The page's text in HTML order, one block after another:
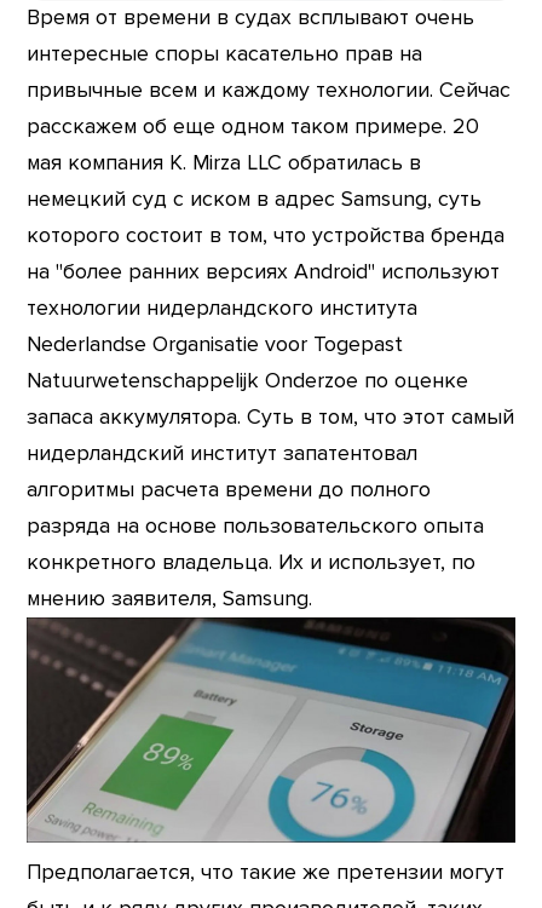
Время от времени в судах всплывают очень
интересные споры касательно прав на
привычные всем и каждому технологии. Сейчас
расскажем об еще одном таком примере. 20
мая компания K. Mirza LLC обратилась в
немецкий суд с иском в адрес Samsung, суть
которого состоит в том, что устройства бренда
на "более ранних версиях Android" используют
технологии нидерландского института
Nederlandse Organisatie voor Togepast
Natuurwetenschappelijk Onderzoe по оценке
запаса аккумулятора. Суть в том, что этот самый
нидерландский институт запатентовал
алгоритмы расчета времени до полного
разряда на основе пользовательского опыта
конкретного владельца. Их и использует, по
мнению заявителя, Samsung.
Предполагается, что такие же претензии могут